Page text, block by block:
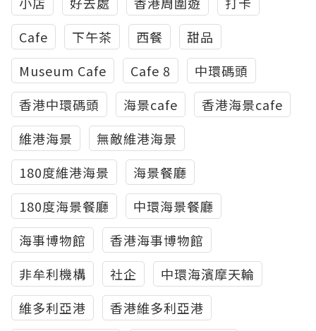
Cafe
下午茶 西餐
甜品
Museum Cafe
Cafe 8
中環碼頭
香港中環碼頭
海景cafe
香港海景cafe
維港海景
無敵維港海景
180度維港海景
海景餐廳
180度海景餐廳
中環海景餐廳
海事博物館
香港海事博物館
非牟利機構
社企
中環海濱摩天輪
維多利亞港
香港維多利亞港